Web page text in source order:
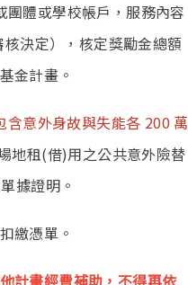
體或學校帳戶，服務內容
決定），核定獎勵金總額
金計畫。
含意外身故與失能各 200 萬
地租(借)用之公共意外險替
據證明。
繳憑單。
計畫經費補助，不得再依